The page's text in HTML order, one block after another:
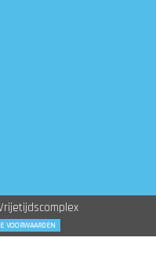
VOORWAARDEN